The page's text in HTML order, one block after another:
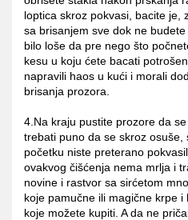
loptica skroz pokvasi, bacite je,
sa brisanjem sve dok ne
bilo loše da pre nego što
kesu u koju ćete bacati
napravili haos u kući i morali
brisanja prozora.
4.Na kraju pustite prozore da
trebati puno da se skroz osuše,
početku niste preterano
ovakvog čišćenja nema mrlja i
novine i rastvor sa sirćetom
koje pamučne ili magične krpe
koje možete kupiti. A da ne